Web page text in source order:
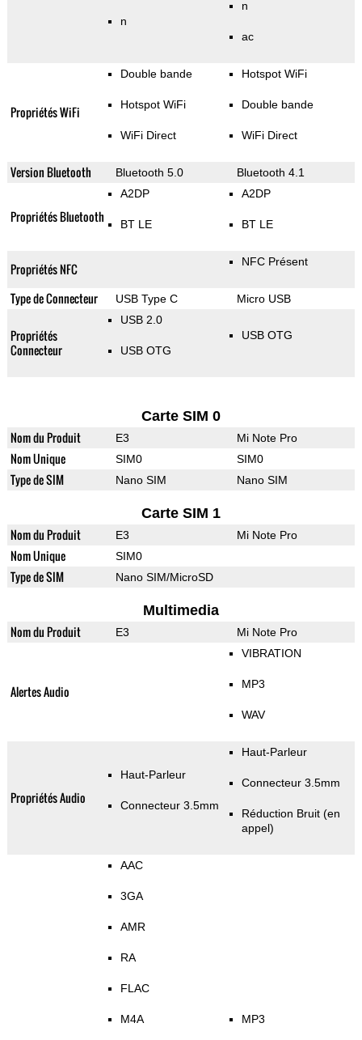
n
n
ac
Propriétés WiFi
Double bande
Hotspot WiFi
WiFi Direct
Hotspot WiFi
Double bande
WiFi Direct
Version Bluetooth Bluetooth 5.0 Bluetooth 4.1
Propriétés Bluetooth
A2DP
BT LE
A2DP
BT LE
Propriétés NFC NFC Présent
Type de Connecteur USB Type C Micro USB
Propriétés
Connecteur
USB 2.0
USB OTG
USB OTG
Carte SIM 0
Nom du Produit E3 Mi Note Pro
Nom Unique SIM0 SIM0
Type de SIM Nano SIM Nano SIM
Carte SIM 1
Nom du Produit E3 Mi Note Pro
Nom Unique SIM0
Type de SIM Nano SIM/MicroSD
Multimedia
Nom du Produit E3 Mi Note Pro
Alertes Audio
VIBRATION
MP3
WAV
Propriétés Audio
Haut-Parleur
Connecteur 3.5mm
Haut-Parleur
Connecteur 3.5mm
Réduction Bruit (en
appel)
AAC
3GA
AMR
RA
FLAC
M4A MP3